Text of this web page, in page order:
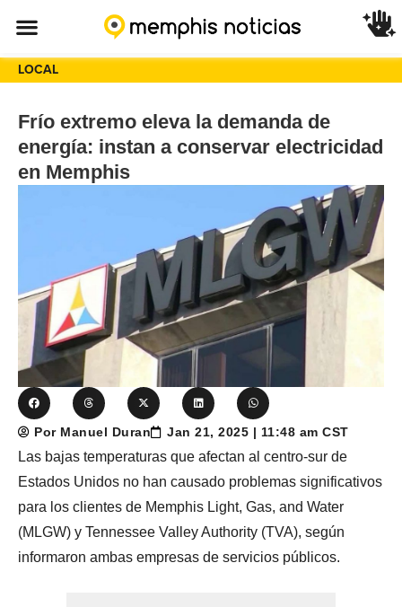
LOCAL
Frío extremo eleva la demanda de
energía: instan a conservar electricidad
en Memphis
Por Manuel Duran Jan 21, 2025 | 11:48 am CST
Las bajas temperaturas que afectan al centro-sur de
Estados Unidos no han causado problemas significativos
para los clientes de Memphis Light, Gas, and Water
(MLGW) y Tennessee Valley Authority (TVA), según
informaron ambas empresas de servicios públicos.